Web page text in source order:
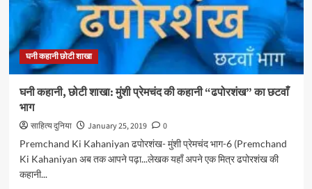
घनी कहानी छोटी शाखा
घनी कहानी, छोटी शाखा: मुंशी प्रेमचंद की कहानी “ढपोरशंख” का छटवाँ
भाग
साहित्य दुनिया January 25, 2019
0
Premchand Ki Kahaniyan ढपोरशंख- मुंशी प्रेमचंद भाग-6 (Premchand
Ki Kahaniyan अब तक आपने पढ़ा...लेखक यहाँ अपने एक मित्र ढपोरशंख की
कहानी...